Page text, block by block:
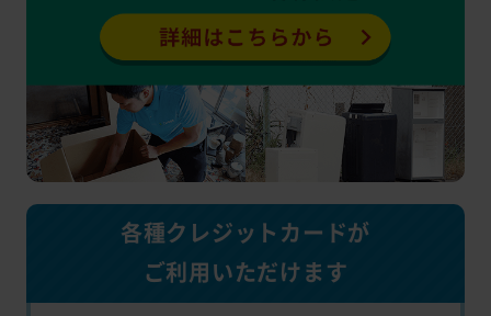
各種クレジットカードが
ご利用いただけます